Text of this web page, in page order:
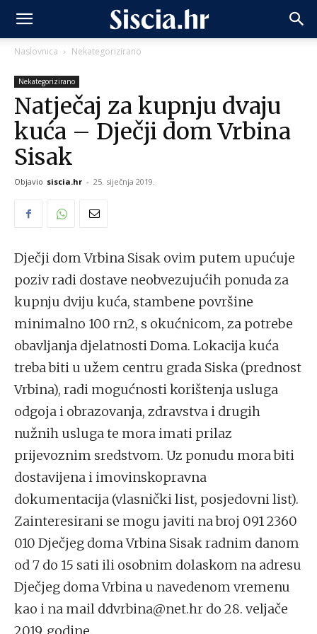
Naslovnica Nekategorizirano
Nekategorizirano
Natječaj za kupnju dvaju
kuća – Dječji dom Vrbina
Sisak
Objavio siscia.hr - 25. siječnja 2019.
Dječji dom Vrbina Sisak ovim putem upućuje
poziv radi dostave neobvezujućih ponuda za
kupnju dviju kuća, stambene površine
minimalno 100 rn2, s okućnicom, za potrebe
obavljanja djelatnosti Doma. Lokacija kuća
treba biti u užem centru grada Siska (prednost
Vrbina), radi mogućnosti korištenja usluga
odgoja i obrazovanja, zdravstva i drugih
nužnih usluga te mora imati prilaz
prijevoznim sredstvom. Uz ponudu mora biti
dostavijena i imovinskopravna
dokumentacija (vlasnički list, posjedovni list).
Zainteresirani se mogu javiti na broj 091 2360
010 Dječjeg doma Vrbina Sisak radnim danom
od 7 do 15 sati ili osobnim dolaskom na adresu
Dječjeg doma Vrbina u navedenom vremenu
kao i na mail ddvrbina@net.hr do 28. veljače